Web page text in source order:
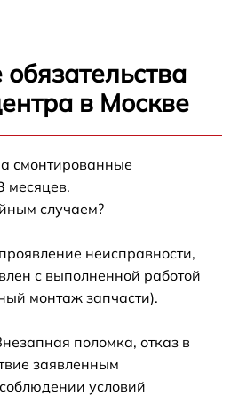
в Москве
смонтированные
месяцев.
случаем?
неисправности,
с выполненной работой
монтаж запчасти).
поломка, отказ в
заявленным
условий